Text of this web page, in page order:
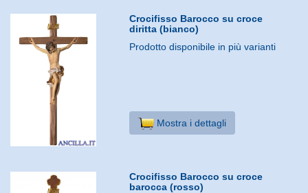
Crocifisso Barocco su croce
diritta (bianco)
Prodotto disponibile in più varianti
Mostra i dettagli
Crocifisso Barocco su croce
barocca (rosso)